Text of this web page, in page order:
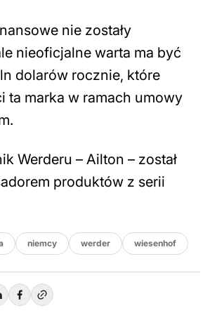
nie zostały
nieoficjalne warta ma być
dolarów rocznie, które
ta marka w ramach umowy
Werderu – Ailton – został
produktów z serii
niemcy werder wiesenhof